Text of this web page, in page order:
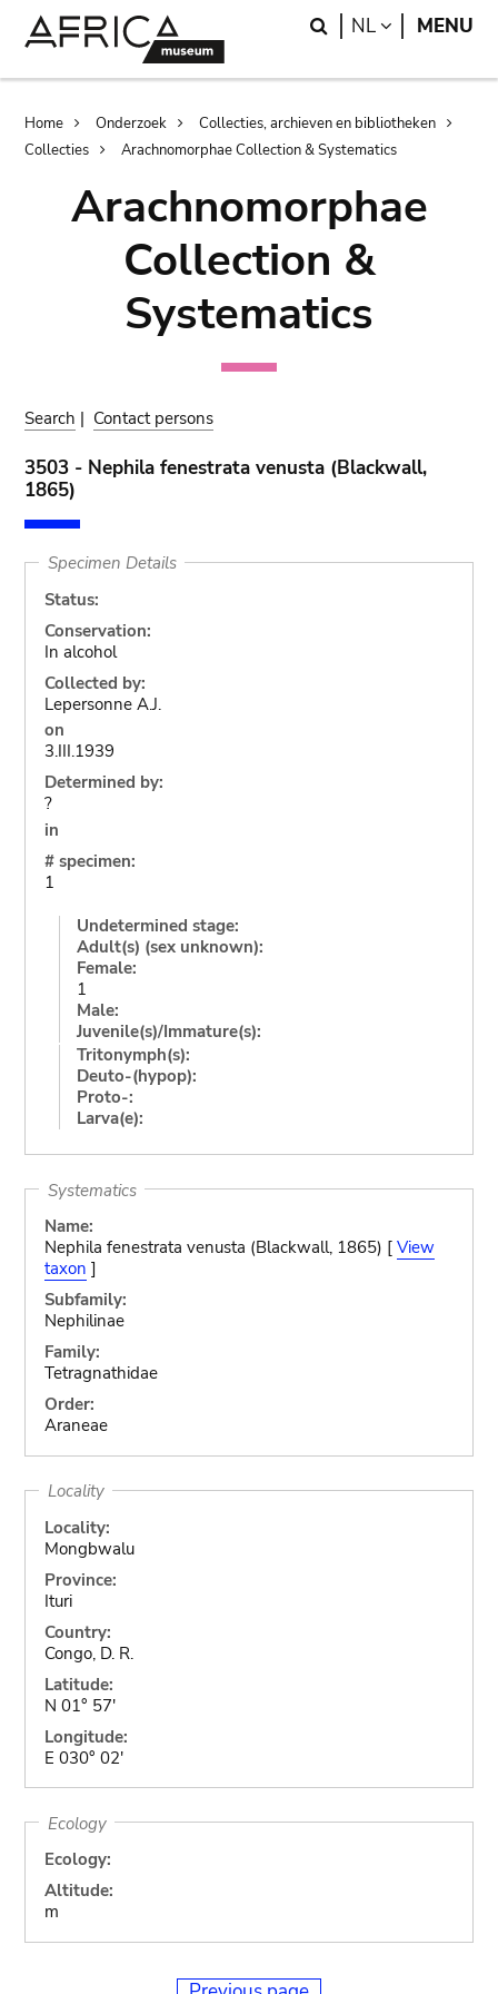
Search
NL LANGUAGE
MENU
Breadcrumb
Home Onderzoek
Collecties, archieven en bibliotheken
Collecties
Arachnomorphae Collection & Systematics
Arachnomorphae
Collection &
Systematics
Search | Contact persons
3503 - Nephila fenestrata venusta (Blackwall,
1865)
Specimen Details
Status:
Conservation:
In alcohol
Collected by:
Lepersonne A.J.
on
3.III.1939
Determined by:
?
in
# specimen:
1
Undetermined stage:
Adult(s) (sex unknown):
Female:
1
Male:
Juvenile(s)/Immature(s):
Tritonymph(s):
Deuto-(hypop):
Proto-:
Larva(e):
Systematics
Name:
Nephila fenestrata venusta (Blackwall, 1865) [ View
taxon ]
Subfamily:
Nephilinae
Family:
Tetragnathidae
Order:
Araneae
Locality
Locality:
Mongbwalu
Province:
Ituri
Country:
Congo, D. R.
Latitude:
N 01° 57'
Longitude:
E 030° 02'
Ecology
Ecology:
Altitude:
m